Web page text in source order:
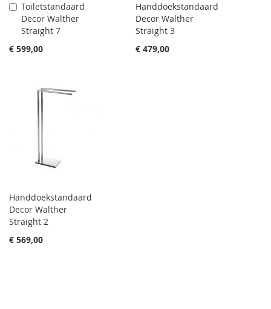
Toiletstandaard
Decor Walther
Straight 7
€ 599,00
Aan
winkelwagen
toevoegen
Handdoekstandaard
Decor Walther
Straight 3
€ 479,00
Handdoekstandaard
Decor Walther
Straight 2
€ 569,00